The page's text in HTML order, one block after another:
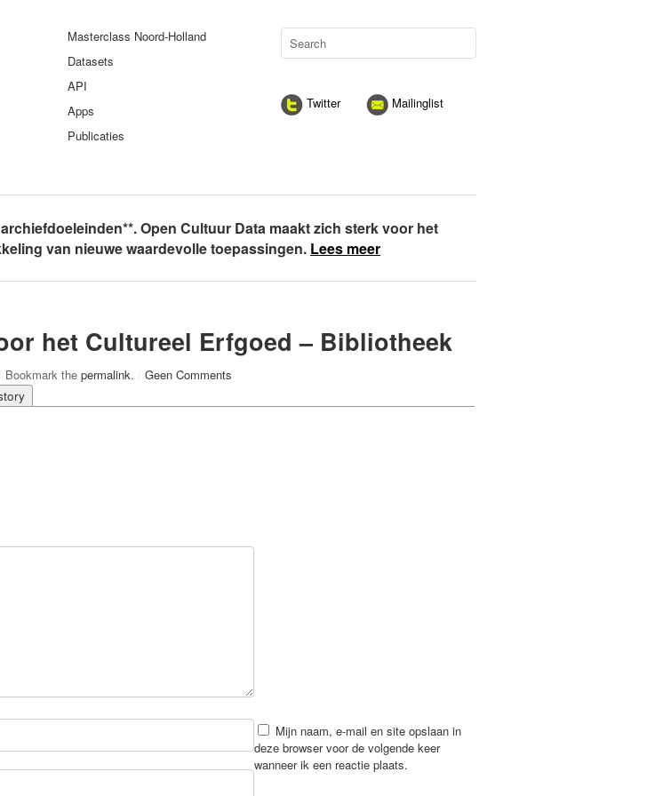
Masterclass Noord-Holland
Datasets
API
Apps
Publicaties
Twitter Mailinglist
Open Cultuur Data maakt zich sterk voor het
van nieuwe waardevolle toepassingen. Lees meer
het Cultureel Erfgoed – Bibliotheek
/ Bookmark the permalink. / Geen Comments
Mijn naam, e-mail en site opslaan in
deze browser voor de volgende keer
wanneer ik een reactie plaats.